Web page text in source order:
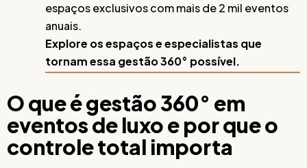
espaços exclusivos com mais de 2 mil eventos
anuais.
Explore os espaços e especialistas que
tornam essa gestão 360° possível.
O que é gestão 360° em
eventos de luxo e por que o
controle total importa